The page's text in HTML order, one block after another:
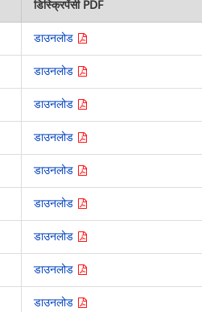
डिस्क्रिपेंसी PDF
डाउनलोड
डाउनलोड
डाउनलोड
डाउनलोड
डाउनलोड
डाउनलोड
डाउनलोड
डाउनलोड
डाउनलोड